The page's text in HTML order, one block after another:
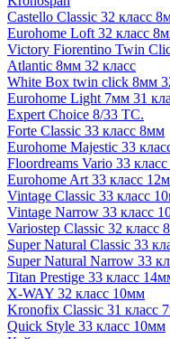
Castello Classic 32 класс
Eurohome Loft 32 класс
Victory Fiorentino Twin
Atlantic 8мм 32 класс
White Box twin click 8мм
Eurohome Light 7мм 31
Expert Choice 8/33 TC.
Forte Classic 33 класс 8мм
Eurohome Majestic 33
Floordreams Vario 33
Eurohome Art 33 класс
Vintage Classic 33 класс
Vintage Narrow 33 класс
Variostep Classic 32 класс
Super Natural Classic 33
Super Natural Narrow 33
Titan Prestige 33 класс
X-WAY 32 класс 10мм
Kronofix Classic 31 класс
Quick Style 33 класс 10мм